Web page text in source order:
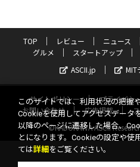
TOP レビュー ニュース
グルメ
スタートアップ
ASCII.jp
MIT
サイトポリシー プライバシ
お問い合わせ
広告掲載
©KADOKAWA ASCII
このサイトでは、利用状況の把握
Cookieを使用してアクセスデータ
以降のページに遷移した場合、
とになります。Cookieの設定や使
ては詳細 をご覧ください。